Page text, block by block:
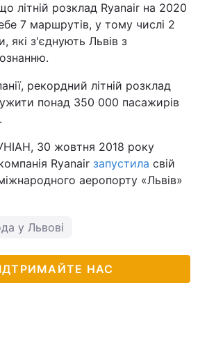
літній розклад Ryanair на 2020
7 маршрутів, у тому числі 2
які з'єднують Львів з
рекордний літній розклад
понад 350 000 пасажирів
30 жовтня 2018 року
Ryanair запустила свій
аеропорту «Львів»
у Львові
НАС